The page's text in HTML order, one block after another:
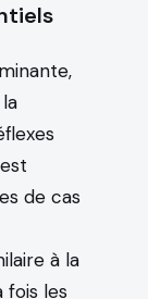
de cas
à la
fois les